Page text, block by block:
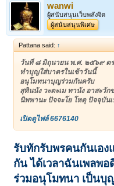
wanwi
ผู้สนับสนุนเว็บพลังจิต
ผู้สนับสนุนพิเศษ
Pattana said: ↑
วันที่ ๘ มิถุนายน พ.ศ. ๒๕๖๙ ต
ทำบุญใส่บาตรในเช้าวันนี้
อนุโมทนาบุญร่วมกันครับ
สุทินนัง วะตะเม ทานัง อาสะวัก
นิพพานะ ปัจจะโย โหตุ ปัจจุบันเ
เปิดดูไฟล์ 6676140
รับทักรับพรคนกันเอง
กัน ได้เวลาฉันเพลพ
ร่วมอนุโมทนา เป็นบุ